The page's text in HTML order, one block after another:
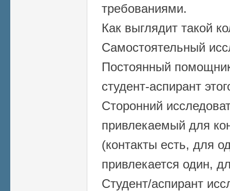
требованиями.
Как выглядит такой
Самостоятельный
Постоянный
студент-аспирант
Сторонний
привлекаемый для
(контакты есть, для
привлекается один,
Студент/аспирант